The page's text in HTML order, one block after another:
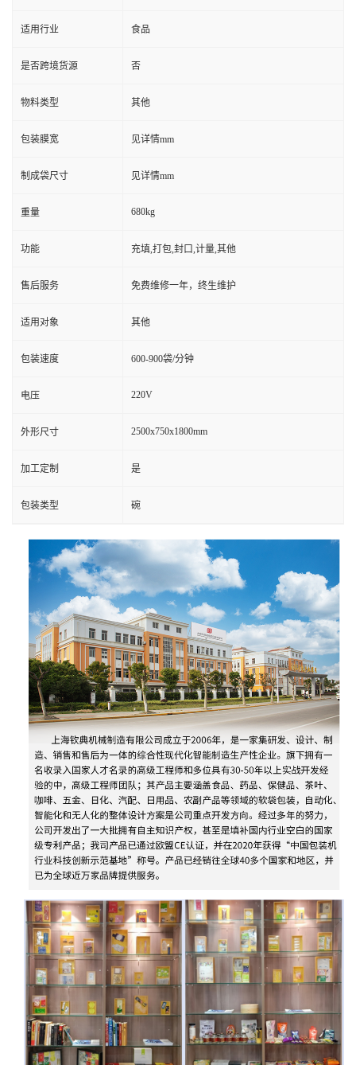
适用行业 食品
是否跨境货源 否
物料类型 其他
包装膜宽 见详情mm
制成袋尺寸 见详情mm
重量 680kg
功能 充填,打包,封口,计量,其他
售后服务 免费维修一年，终生维护
适用对象 其他
包装速度 600-900袋/分钟
电压 220V
外形尺寸 2500x750x1800mm
加工定制 是
包装类型 碗